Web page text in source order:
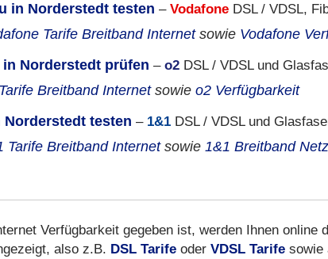
in Norderstedt testen – Vodafone DSL / VDSL,
Tarife Breitband Internetsowie Vodafone
Norderstedt prüfen – o2 DSL / VDSL und
Breitband Internetsowie o2 Verfügbarkeit
testen – 1&1 DSL / VDSL und
Tarife Breitband Internetsowie 1&1 Breitband
Verfügbarkeit gegeben ist, werden Ihnen online
also z.B. DSL Tarife oder VDSL Tarife sowie